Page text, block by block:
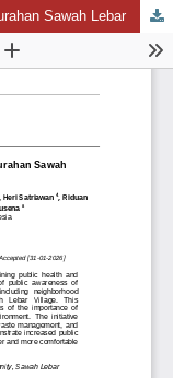
Sawah Lebar